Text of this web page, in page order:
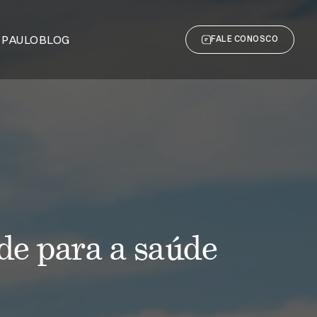
BLOG FALE CONOSCO
para a saúde